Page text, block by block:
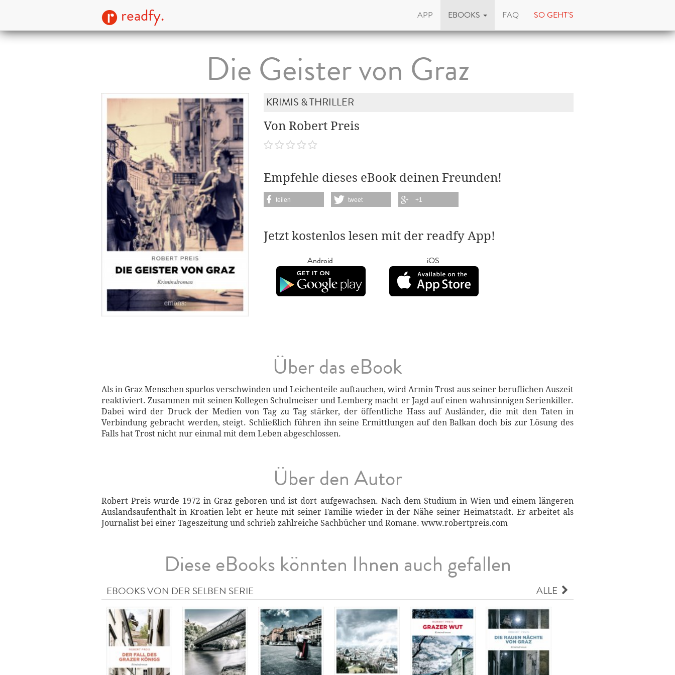
readfy. APP EBOOKS FAQ SO GEHT'S
Die Geister von Graz
KRIMIS & THRILLER
Von Robert Preis
Empfehle dieses eBook deinen Freunden!
teilen tweet +1
Jetzt kostenlos lesen mit der readfy App!
Android iOS
Über das eBook
Als in Graz Menschen spurlos verschwinden und Leichenteile auftauchen, wird Armin Trost aus seiner beruflichen Auszeit
reaktiviert. Zusammen mit seinen Kollegen Schulmeiser und Lemberg macht er Jagd auf einen wahnsinnigen Serienkiller.
Dabei wird der Druck der Medien von Tag zu Tag stärker, der öffentliche Hass auf Ausländer, die mit den Taten in
Verbindung gebracht werden, steigt. Schließlich führen ihn seine Ermittlungen auf den Balkan doch bis zur Lösung des
Falls hat Trost nicht nur einmal mit dem Leben abgeschlossen.
Über den Autor
Robert Preis wurde 1972 in Graz geboren und ist dort aufgewachsen. Nach dem Studium in Wien und einem längeren
Auslandsaufenthalt in Kroatien lebt er heute mit seiner Familie wieder in der Nähe seiner Heimatstadt. Er arbeitet als
Journalist bei einer Tageszeitung und schrieb zahlreiche Sachbücher und Romane. www.robertpreis.com
Diese eBooks könnten Ihnen auch gefallen
EBOOKS VON DER SELBEN SERIE ALLE